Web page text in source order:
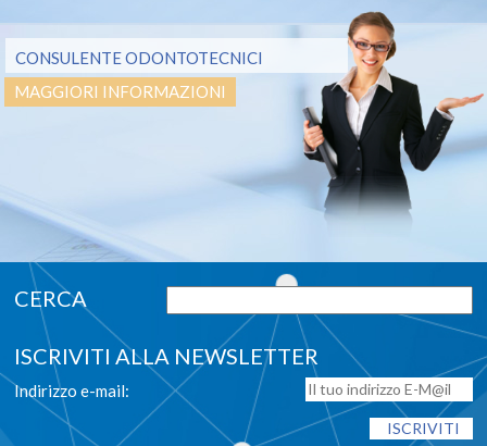
CONSULENTE ODONTOTECNICI
MAGGIORI INFORMAZIONI
ISCRIVITI ALLA NEWSLETTER
Indirizzo e-mail: